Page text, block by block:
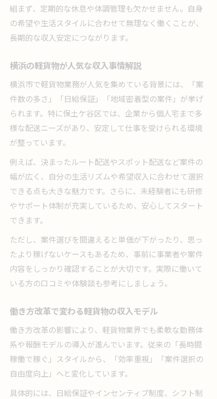
組まず、定期的な休息や体調管理も欠かせません。自身
の希望や生活スタイルに合わせて無理なく働くことが、
長期的な収入安定につながります。
横浜の軽貨物が人気な収入事情解説
横浜市で軽貨物業務が人気を集めている背景には、「案
件数の多さ」「日給保証」「地域密着型の案件」が挙げ
られます。特に保土ケ谷区では、企業から個人宅まで多
様な配送ニーズがあり、安定して仕事を受けられる環境
が整っています。
例えば、決まったルート配送やスポット配送など案件の
幅が広く、自分の生活リズムや希望収入に合わせて選択
できる点も大きな魅力です。さらに、未経験者にも研修
やサポート体制が充実しているため、安心してスタート
できます。
ただし、案件選びを間違えると単価が下がったり、思っ
たより稼げないケースもあるため、事前に事業者や案件
内容をしっかり確認することが大切です。実際に働いて
いる方の口コミや体験談も参考にしましょう。
働き方改革で変わる軽貨物の収入モデル
働き方改革の影響により、軽貨物業界でも柔軟な勤務体
系や報酬モデルの導入が進んでいます。従来の「長時間
稼働で稼ぐ」スタイルから、「効率重視」「案件選択の
自由度向上」へと変化しています。
具体的には、日給保証やインセンティブ制度、シフト制